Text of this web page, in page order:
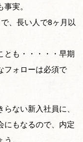
実。
、長い人で8ヶ月以
とも・・・・・早期
フォローは必須で
ない新入社員に、
にもなるので、内定